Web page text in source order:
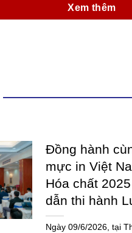
Xem thêm
Đồng hành
mực in Việt
Hóa chất
dẫn thi hành
Ngày 09/6/2026, tại